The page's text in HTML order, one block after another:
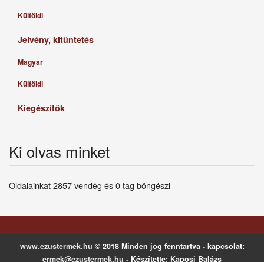
Külföldi
Jelvény, kitüntetés
Magyar
Külföldi
Kiegészítők
Ki olvas minket
Oldalainkat 2857 vendég és 0 tag böngészi
www.ezustermek.hu © 2018 Minden jog fenntartva - kapcsolat:
ermek@ezustermek.hu - Készítette: Kaposi Balázs